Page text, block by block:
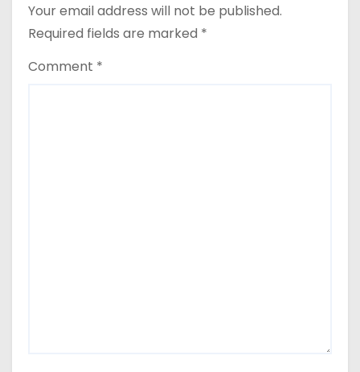
Your email address will not be published.
Required fields are marked *
Comment *